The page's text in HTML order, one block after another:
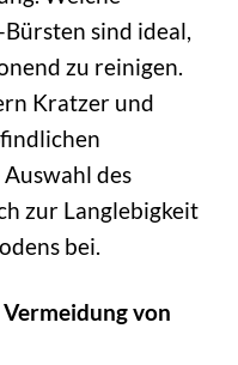
sind ideal,
zu reinigen.
Kratzer und
des
zur Langlebigkeit
bei.
von